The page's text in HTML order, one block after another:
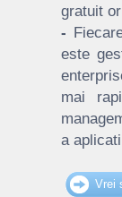
gratuit
-
este
mai
a
Vrei